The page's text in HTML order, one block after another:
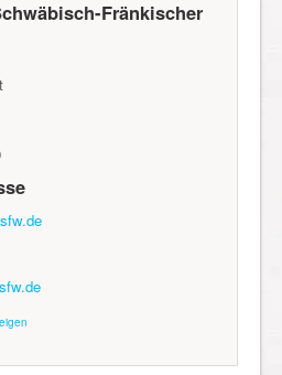
Fränkischer